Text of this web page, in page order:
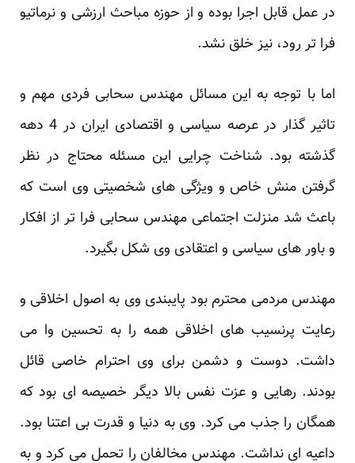
در عمل قابل اجرا بوده و از حوزه مباحث ارزشی و نرماتیو
فرا تر رود، نیز خلق نشد.
اما با توجه به این مسائل مهندس سحابی فردی مهم و
تاثیر گذار در عرصه سیاسی و اقتصادی ایران در 4 دهه
گذشته بود. شناخت چرایی این مسئله محتاج در نظر
گرفتن منش خاص و ویژگی های شخصیتی وی است که
باعث شد منزلت اجتماعی مهندس سحابی فرا تر از افکار
و باور های سیاسی و اعتقادی وی شکل بگیرد.
مهندس مردمی محترم بود پایبندی وی به اصول اخلاقی و
رعایت پرنسیب های اخلاقی همه را به تحسین وا می
داشت. دوست و دشمن برای وی احترام خاصی قائل
بودند. رهایی و عزت نفس بالا دیگر خصیصه ای بود که
همگان را جذب می کرد. وی به دنیا و قدرت بی اعتنا بود.
داعیه ای نداشت. مهندس مخالفان را تحمل می کرد و به